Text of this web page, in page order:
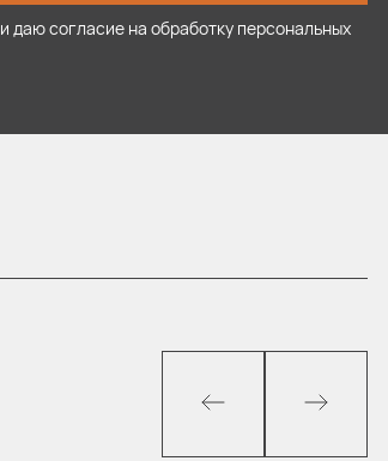
и даю согласие на обработку персональных